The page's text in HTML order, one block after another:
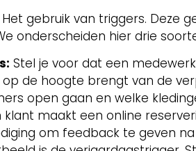
gebruik van triggers. Deze
onderscheiden hier drie
Stel je voor dat een
de hoogte brengt van de
open gaan en welke
klant maakt een online
om feedback te geven